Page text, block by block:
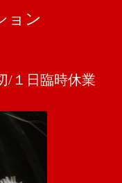
ョン
/１日臨時休業